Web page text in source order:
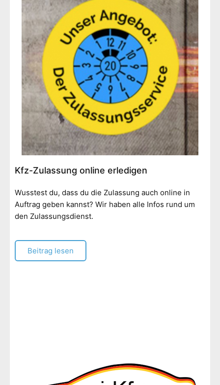
Kfz-Zulassung online erledigen
Wusstest du, dass du die Zulassung auch online in
Auftrag geben kannst? Wir haben alle Infos rund um
den Zulassungsdienst.
Beitrag lesen